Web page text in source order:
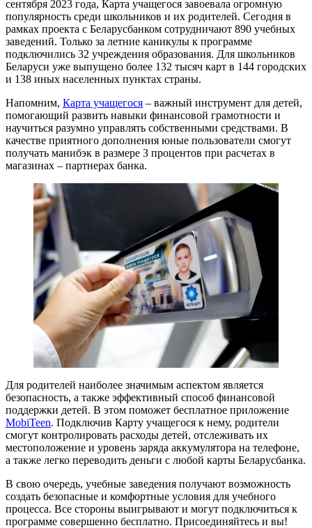
сентября 2023 года, Карта учащегося завоевала огромную
популярность среди школьников и их родителей. Сегодня в
рамках проекта с Беларусбанком сотрудничают 890 учебных
заведений. Только за летние каникулы к программе
подключились 32 учреждения образования. Для школьников
Беларуси уже выпущено более 132 тысяч карт в 144 городских
и 138 иных населенных пунктах страны.
Напомним, Карта учащегося – важный инструмент для детей,
помогающий развить навыки финансовой грамотности и
научиться разумно управлять собственными средствами. В
качестве приятного дополнения юные пользователи смогут
получать манибэк в размере 3 процентов при расчетах в
магазинах – партнерах банка.
Для родителей наиболее значимым аспектом является
безопасность, а также эффективный способ финансовой
поддержки детей. В этом поможет бесплатное приложение
MobiTeen. Подключив Карту учащегося к нему, родители
смогут контролировать расходы детей, отслеживать их
местоположение и уровень заряда аккумулятора на телефоне,
а также легко переводить деньги с любой карты Беларусбанка.
В свою очередь, учебные заведения получают возможность
создать безопасные и комфортные условия для учебного
процесса. Все стороны выигрывают и могут подключиться к
программе совершенно бесплатно. Присоединяйтесь и вы!